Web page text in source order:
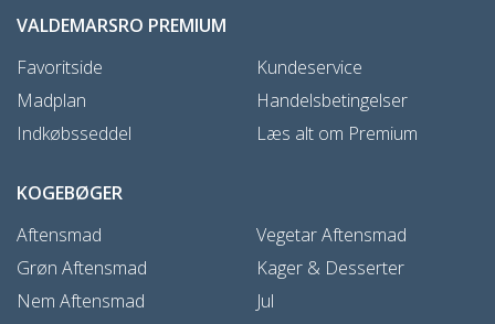
VALDEMARSRO PREMIUM
Favoritside
Madplan
Indkøbsseddel
Kundeservice
Handelsbetingelser
Læs alt om Premium
KOGEBØGER
Aftensmad
Grøn Aftensmad
Nem Aftensmad
Vegetar Aftensmad
Kager & Desserter
Jul